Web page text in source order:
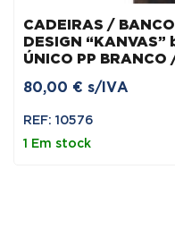
CADEIRAS /
DESIGN “KANVAS”
ÚNICO PP
80,00 € s/IVA
REF: 10576
1 Em stock